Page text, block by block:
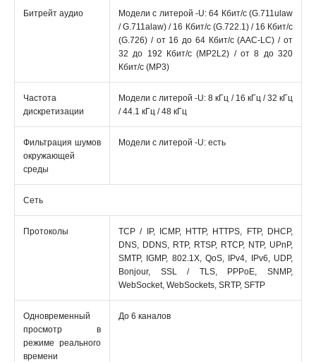
Битрейт аудио
Модели с литерой -U: 64 Кбит/с (G.711ulaw
/ G.711alaw) / 16 Кбит/с (G.722.1) / 16 Кбит/с
(G.726) / от 16 до 64 Кбит/с (AAC-LC) / от
32 до 192 Кбит/с (MP2L2) / от 8 до 320
Кбит/с (MP3)
Частота
дискретизации
Модели с литерой -U: 8 кГц / 16 кГц / 32 кГц
/ 44.1 кГц / 48 кГц
Фильтрация шумов
окружающей
среды
Модели с литерой -U: есть
Сеть
Протоколы
TCP / IP, ICMP, HTTP, HTTPS, FTP, DHCP,
DNS, DDNS, RTP, RTSP, RTCP, NTP, UPnP,
SMTP, IGMP, 802.1X, QoS, IPv4, IPv6, UDP,
Bonjour, SSL / TLS, PPPoE, SNMP,
WebSocket, WebSockets, SRTP, SFTP
Одновременный
просмотр в
режиме реального
времени
До 6 каналов